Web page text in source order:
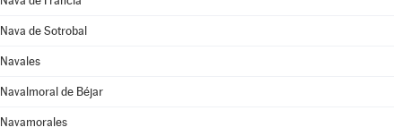
Nava de Sotrobal
Navales
Navalmoral de Béjar
Navamorales